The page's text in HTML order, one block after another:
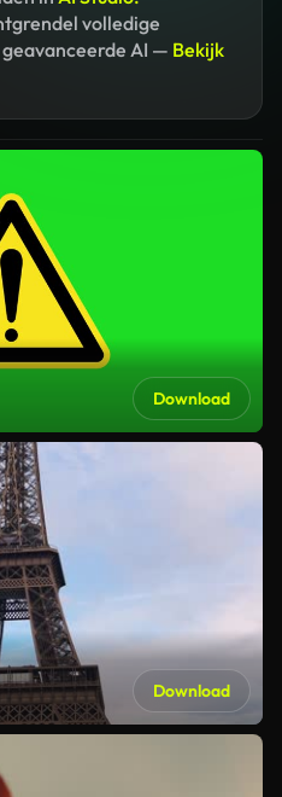
volledige
AI — Bekijk
Download
Download